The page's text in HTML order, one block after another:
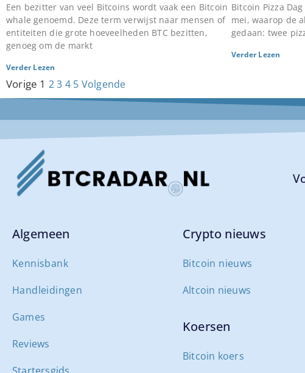
Een bezitter van veel Bitcoins wordt vaak een Bitcoin
whale genoemd. Deze term verwijst naar mensen of
entiteiten die grote hoeveelheden BTC bezitten,
genoeg om de markt
Verder Lezen
Bitcoin Pizza
mei, waarop de
gedaan: twee
Verder Lezen
Vorige 1 23 4 5 Volgende
Algemeen
Kennisbank
Handleidingen
Games
Reviews
Crypto nieuws
Bitcoin nieuws
Altcoin nieuws
Koersen
Bitcoin koers